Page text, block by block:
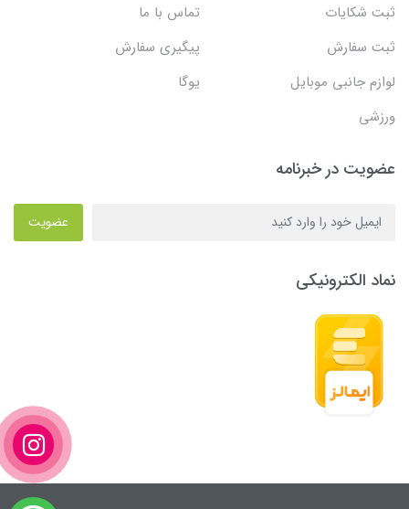
ثبت شکایات
تماس با ما
ثبت سفارش
پیگیری سفارش
لوازم جانبی موبایل
یوگا
ورزشی
عضویت در خبرنامه
عضویت
نماد الکترونیکی